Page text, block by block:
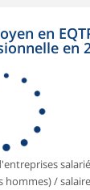
en
en
hommes) /